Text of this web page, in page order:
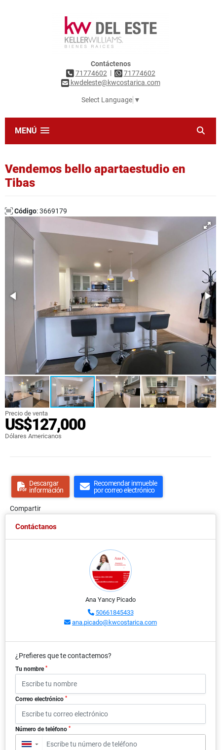
Contáctenos
71774602 |
71774602
kwdeleste@kwcostarica.com
Select Language ▼
MENÚ
Vendemos bello apartaestudio en
Tibas
Código: 3669179
Precio de venta
US$127,000
Dólares Americanos
Descargar
información
Recomendar inmueble
por correo electrónico
Compartir
Contáctanos
Ana Yancy Picado
50661845433
ana.picado@kwcostarica.com
¿Prefieres que te contactemos?
Tu nombre *
Correo electrónico *
Número de teléfono *
▼